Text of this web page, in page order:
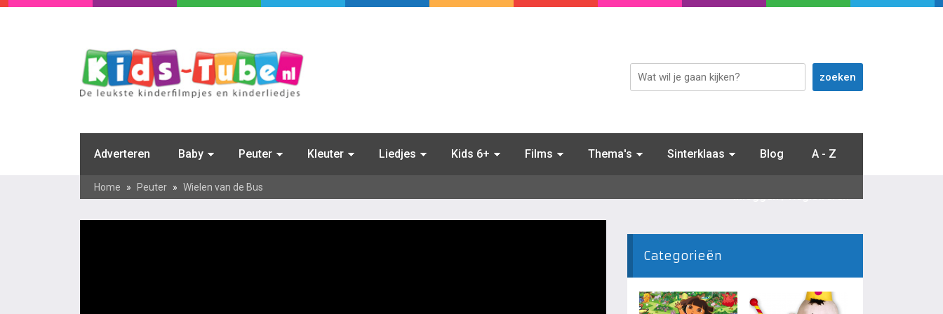
Adverteren Baby Peuter Kleuter Liedjes Kids 6+ Films Thema's Sinterklaas Blog A - Z
Inloggen / Registreren
Home » Peuter » Wielen van de Bus
Categorieën